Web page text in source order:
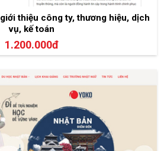
thiệu công ty, thương hiệu, dịch
vụ, kế toán
1.200.000đ